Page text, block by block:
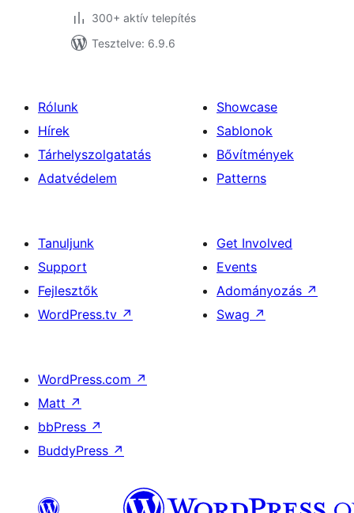
300+ aktív telepítés
Tesztelve: 6.9.6
Rólunk
Hírek
Tárhelyszolgatatás
Adatvédelem
Showcase
Sablonok
Bővítmények
Patterns
Tanuljunk
Support
Fejlesztők
WordPress.tv ↗
Get Involved
Events
Adományozás ↗
Swag ↗
WordPress.com ↗
Matt ↗
bbPress ↗
BuddyPress ↗